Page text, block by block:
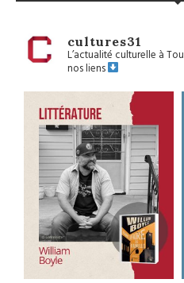
cultures31
L’actualité culturelle à
nos liens